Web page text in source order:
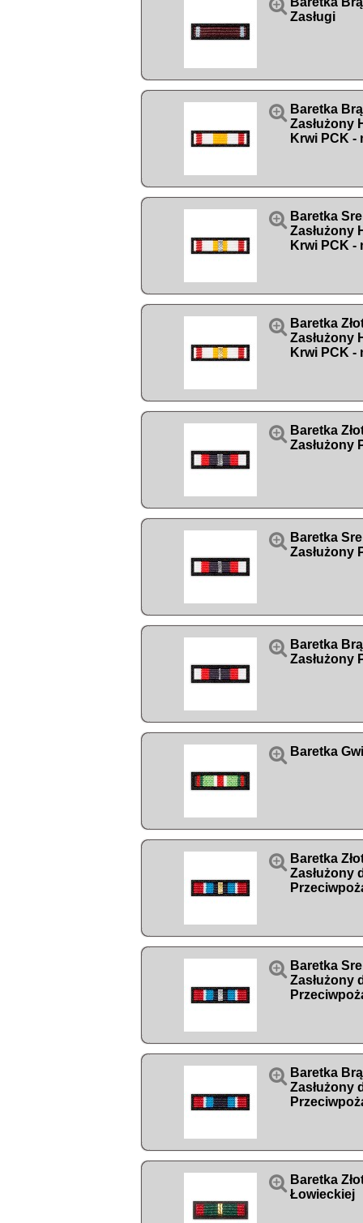

Zasługi
 Baretka
Zasłużony
Krwi PCK -
 Baretka
Zasłużony
Krwi PCK -
 Baretka
Zasłużony
Krwi PCK -
 Baretka
Zasłużony
 Baretka
Zasłużony
 Baretka
Zasłużony
 Baretka
 Baretka
Zasłużony
 Baretka
Zasłużony
 Baretka
Zasłużony
 Baretka
Łowieckiej